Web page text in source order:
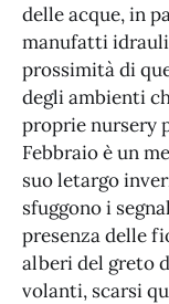
delle acque, in
manufatti
prossimità di
degli ambienti
proprie nursery
Febbraio è un
suo letargo
sfuggono i
presenza delle
alberi del greto
volanti, scarsi